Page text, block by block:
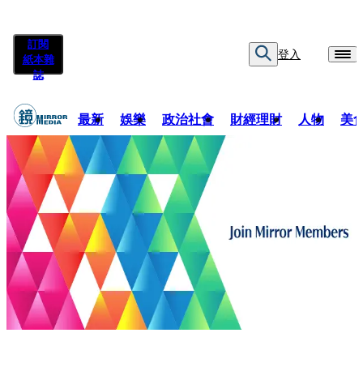
訂閱
紙本雜
誌
登入
最新 娛樂 政治社會 財經理財 人物 美